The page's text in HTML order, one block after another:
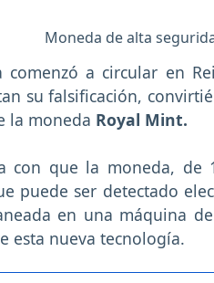
Moneda de alta
a circular en
su falsificación,
la moneda Royal Mint.
con que la moneda, de
puede ser detectado
en una máquina
esta nueva tecnología.